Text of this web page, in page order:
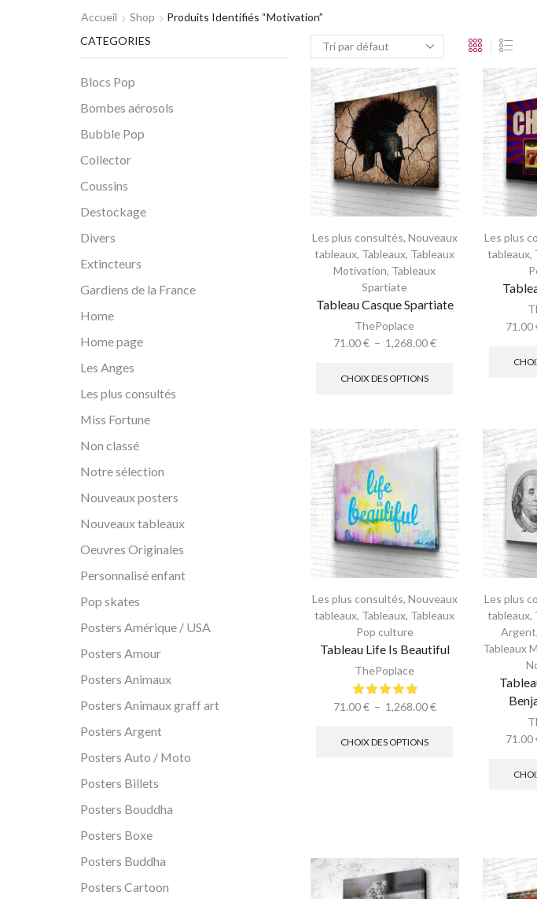
Accueil Shop Produits Identifiés “Motivation”
Les plus consultés, Nouveaux
tableaux, Tableaux, Tableaux
Motivation, Tableaux
Spartiate
Tableau Casque Spartiate
ThePoplace
71.00€ – 1,268.00€
CHOIX DES OPTIONS
Les plus
tableaux,
71.00
Les plus consultés, Nouveaux
tableaux, Tableaux, Tableaux
Pop culture
Tableau Life Is Beautiful
ThePoplace
71.00€ – 1,268.00€
CHOIX DES OPTIONS
Les plus
tableaux,
Argent,
Tableaux
71.00
CATEGORIES
Blocs Pop
Bombes aérosols
Bubble Pop
Collector
Coussins
Destockage
Divers
Extincteurs
Gardiens de la France
Home
Home page
Les Anges
Les plus consultés
Miss Fortune
Non classé
Notre sélection
Nouveaux posters
Nouveaux tableaux
Oeuvres Originales
Personnalisé enfant
Pop skates
Posters Amérique / USA
Posters Amour
Posters Animaux
Posters Animaux graff art
Posters Argent
Posters Auto / Moto
Posters Billets
Posters Bouddha
Posters Boxe
Posters Buddha
Posters Cartoon